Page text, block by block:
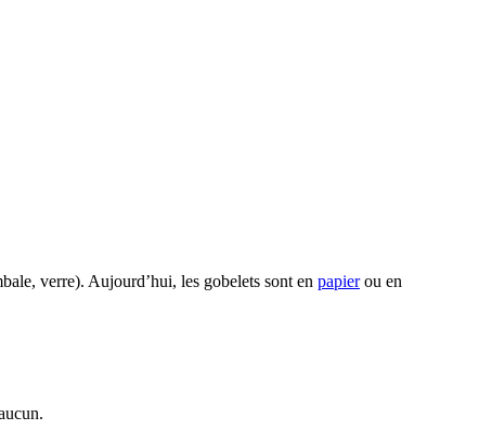
verre). Aujourd’hui, les gobelets sont en papierou en